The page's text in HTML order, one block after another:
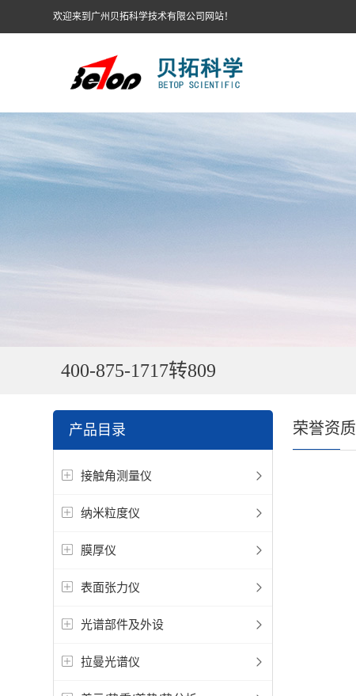
欢迎来到广州贝拓科学技术有限公司网站！
400-875-1717转809
产品目录
接触角测量仪
纳米粒度仪
膜厚仪
表面张力仪
光谱部件及外设
拉曼光谱仪
荣誉资质